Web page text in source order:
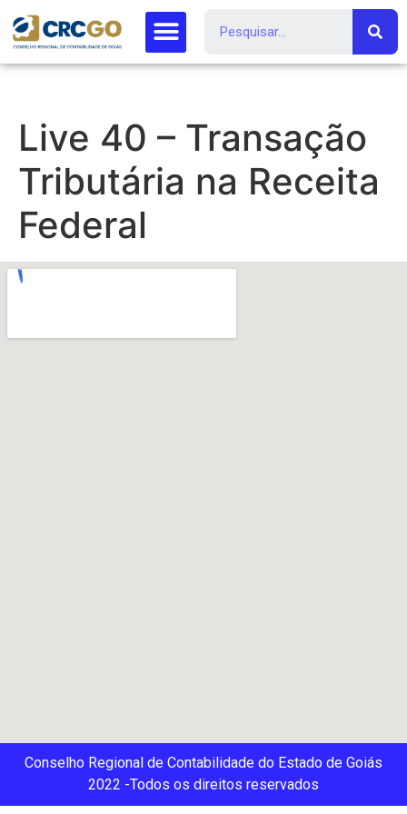
Live 40 – Transação
Tributária na Receita
Federal
Conselho Regional de Contabilidade do Estado de Goiás
2022 -Todos os direitos reservados